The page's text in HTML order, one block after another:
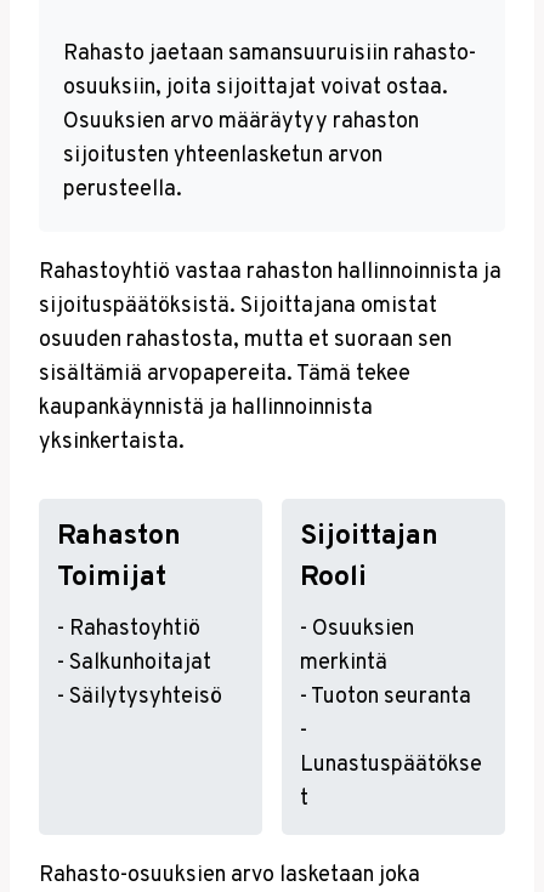
Rahasto jaetaan samansuuruisiin rahasto-
osuuksiin, joita sijoittajat voivat ostaa.
Osuuksien arvo määräytyy rahaston
sijoitusten yhteenlasketun arvon
perusteella.
Rahastoyhtiö vastaa rahaston hallinnoinnista ja
sijoituspäätöksistä. Sijoittajana omistat
osuuden rahastosta, mutta et suoraan sen
sisältämiä arvopapereita. Tämä tekee
kaupankäynnistä ja hallinnoinnista
yksinkertaista.
Rahaston
Toimijat
- Rahastoyhtiö
- Salkunhoitajat
- Säilytysyhteisö
Sijoittajan
Rooli
- Osuuksien
merkintä
- Tuoton seuranta
-
Lunastuspäätökse
t
Rahasto-osuuksien arvo lasketaan joka